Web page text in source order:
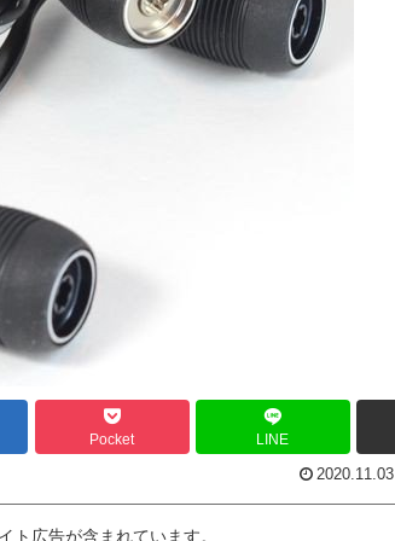
Pocket LINE
2020.11.03
ト広告が含まれています。